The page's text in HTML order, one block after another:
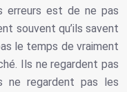
erreurs est de ne pas
souvent qu’ils savent
le temps de vraiment
Ils ne regardent pas
ne regardent pas les